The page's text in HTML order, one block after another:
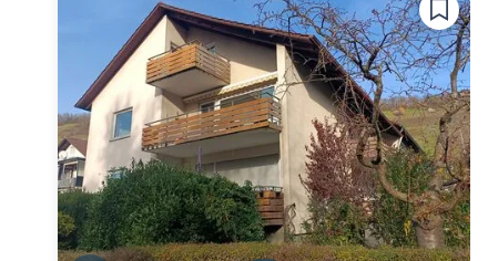
Zu Slide 5 wechseln
Zu Slide 6 wechseln